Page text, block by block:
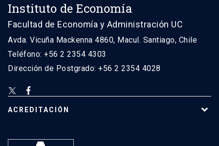
Instituto de Economía
Facultad de Economía y Administración UC
Avda. Vicuña Mackenna 4860, Macul. Santiago, Chile
Teléfono: +56 2 2354 4303
Dirección de Postgrado: +56 2 2354 4028
ACREDITACIÓN